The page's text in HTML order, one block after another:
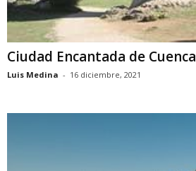
Ciudad Encantada de Cuenca
Luis Medina - 16 diciembre, 2021